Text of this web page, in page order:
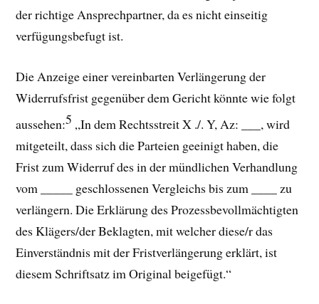
der richtige Ansprechpartner, da es nicht einseitig
verfügungsbefugt ist.
Die Anzeige einer vereinbarten Verlängerung der
Widerrufsfrist gegenüber dem Gericht könnte wie folgt
aussehen:5 „In dem Rechtsstreit X ./. Y, Az: ___, wird
mitgeteilt, dass sich die Parteien geeinigt haben, die
Frist zum Widerruf des in der mündlichen Verhandlung
vom _____ geschlossenen Vergleichs bis zum ____ zu
verlängern. Die Erklärung des Prozessbevollmächtigten
des Klägers/der Beklagten, mit welcher diese/r das
Einverständnis mit der Fristverlängerung erklärt, ist
diesem Schriftsatz im Original beigefügt.“